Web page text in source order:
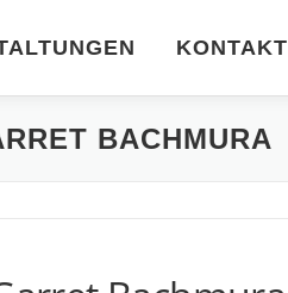
KONTAKT
BACHMURA